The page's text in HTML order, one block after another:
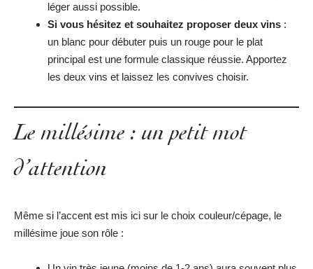
léger aussi possible.
Si vous hésitez et souhaitez proposer deux vins:
un blanc pour débuter puis un rouge pour le plat
principal est une formule classique réussie. Apportez
les deux vins et laissez les convives choisir.
Le millésime : un petit mot
d’attention
Même si l’accent est mis ici sur le choix couleur/cépage, le
millésime joue son rôle :